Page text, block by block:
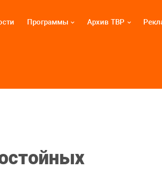
Программы Архив ТВР